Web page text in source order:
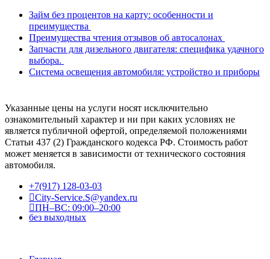
Займ без процентов на карту: особенности и
преимущества
Преимущества чтения отзывов об автосалонах
Запчасти для дизельного двигателя: специфика удачного
выбора.
Система освещения автомобиля: устройство и приборы
Указанные цены на услуги носят исключительно
ознакомительный характер и ни при каких условиях не
является публичной офертой, определяемой положениями
Статьи 437 (2) Гражданского кодекса РФ. Стоимость работ
может меняется в зависимости от технического состояния
автомобиля.
+7(917) 128-03-03
City-Service.S@yandex.ru
ПН–ВС: 09:00–20:00
без выходных